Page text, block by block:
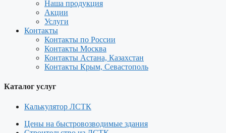
Наша продукция
Акции
Услуги
Контакты
Контакты по России
Контакты Москва
Контакты Астана, Казахстан
Контакты Крым, Севастополь
Каталог услуг
Калькулятор ЛСТК
Цены на быстровозводимые здания